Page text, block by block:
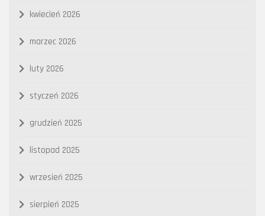
kwiecień 2026
marzec 2026
luty 2026
styczeń 2026
grudzień 2025
listopad 2025
wrzesień 2025
sierpień 2025